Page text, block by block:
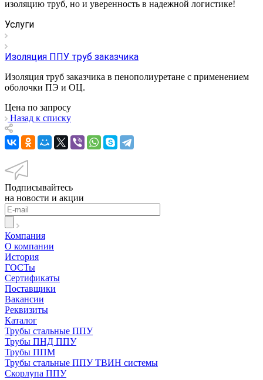
изоляцию труб, но и уверенность в надежной логистике!
Услуги
Изоляция ППУ труб заказчика
Изоляция труб заказчика в пенополиуретане с применением
оболочки ПЭ и ОЦ.
Цена по запросу
Назад к списку
Подписывайтесь
на новости и акции
Компания
О компании
История
ГОСТы
Сертификаты
Поставщики
Вакансии
Реквизиты
Каталог
Трубы стальные ППУ
Трубы ПНД ППУ
Трубы ППМ
Трубы стальные ППУ ТВИН системы
Скорлупа ППУ